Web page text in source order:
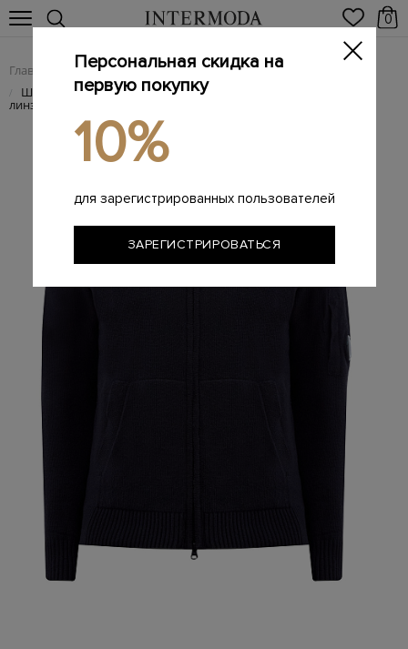
0
Главная Мужчинам / Одежда / Трикотаж
/ Шерстяной кардиган с двумя карманами и фирменной
линзой
Персональная скидка на
первую покупку
10%
для зарегистрированных пользователей
ЗАРЕГИСТРИРОВАТЬСЯ